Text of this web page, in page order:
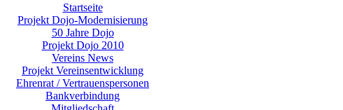
Startseite
Projekt Dojo-Modernisierung
50 Jahre Dojo
Projekt Dojo 2010
Vereins News
Projekt Vereinsentwicklung
Ehrenrat / Vertrauenspersonen
Bankverbindung